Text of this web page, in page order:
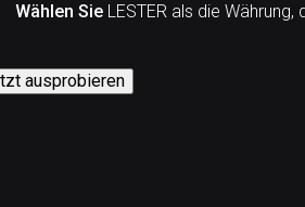
Wählen SieLESTER als die
ausprobieren